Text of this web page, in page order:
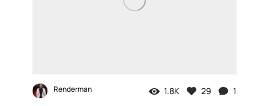
Renderman 1.8K 29 1